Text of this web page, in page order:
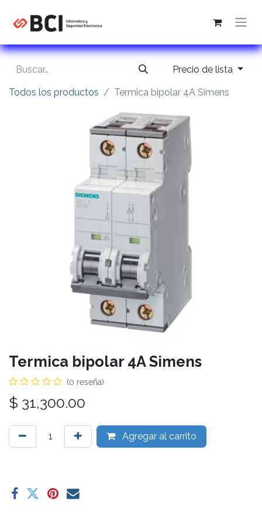
Precio de lista
Todos los productos Termica bipolar 4A Simens
Termica bipolar 4A Simens
(0 reseña)
$ 31,300.00
Agregar al carrito